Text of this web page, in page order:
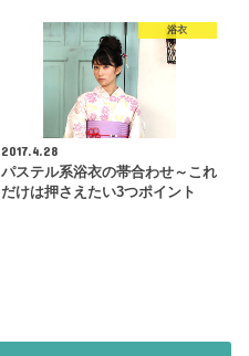
浴衣
2017.4.28
パステル系浴衣の帯合わせ～これ
だけは押さえたい3つポイント